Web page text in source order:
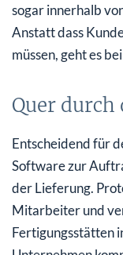
sogar innerhalb
Anstatt dass
müssen, geht es
Quer durch
Entscheidend für
Software zur
der Lieferung.
Mitarbeiter und
Fertigungsstätten